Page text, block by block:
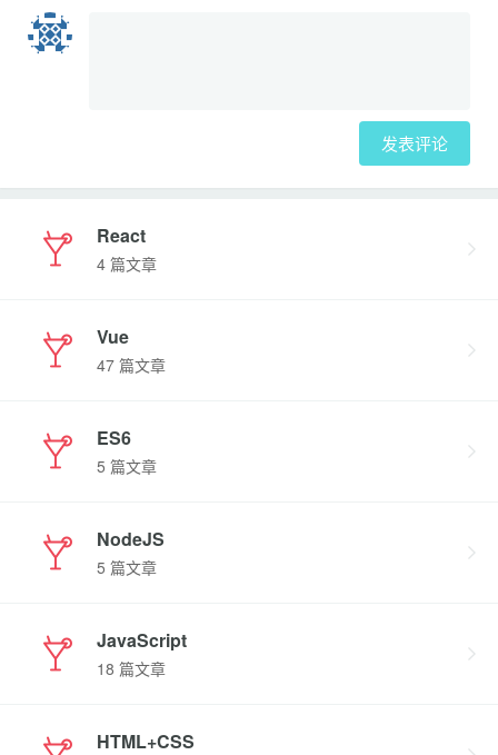
发表评论
React
4 篇文章
Vue
47 篇文章
ES6
5 篇文章
NodeJS
5 篇文章
JavaScript
18 篇文章
HTML+CSS